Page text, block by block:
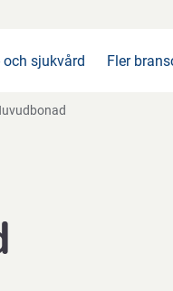
och sjukvård Fler